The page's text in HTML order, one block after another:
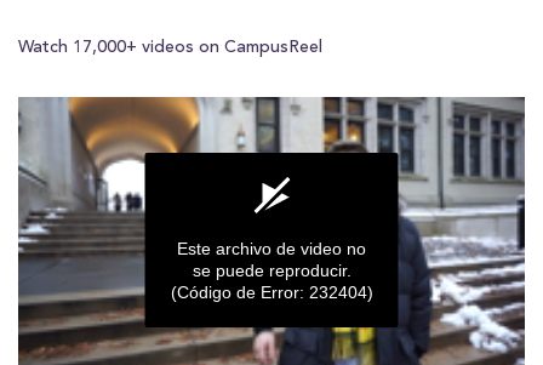
Watch 17,000+ videos on CampusReel
Este archivo de video no
se puede reproducir.
(Código de Error: 232404)